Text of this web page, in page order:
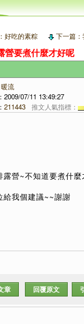
好吃的素粽 下一篇
營要煮什麼才好呢
暖流
2009/07/11 13:49:27
211443 推文人氣指標：
露營~不知道要煮什
給我個建議~~謝謝
章 回覆原文